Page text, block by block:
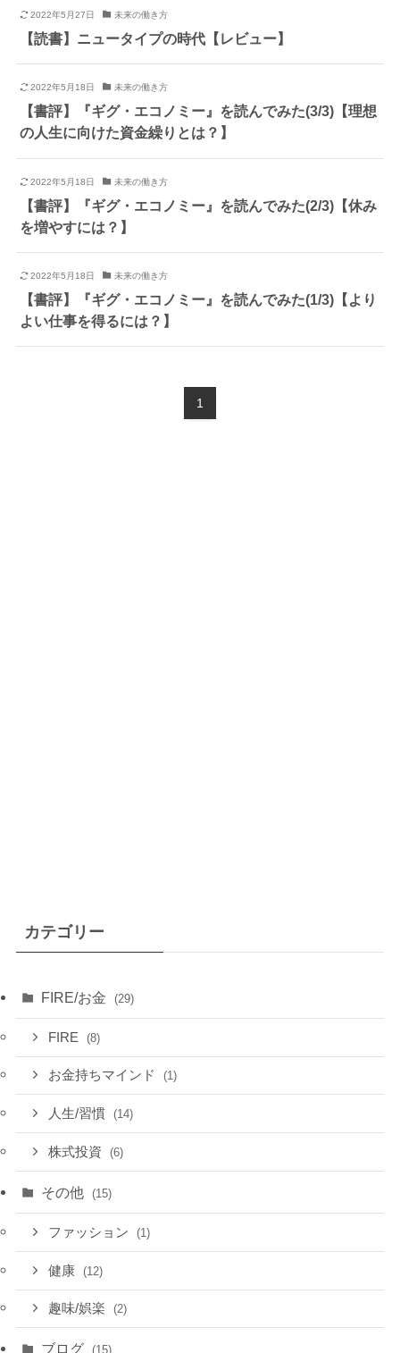
2022年5月27日 未来の働き方
【読書】ニュータイプの時代【レビュー】
2022年5月18日 未来の働き方
【書評】『ギグ・エコノミー』を読んでみた(3/3)【理想
の人生に向けた資金繰りとは？】
2022年5月18日 未来の働き方
【書評】『ギグ・エコノミー』を読んでみた(2/3)【休み
を増やすには？】
2022年5月18日 未来の働き方
【書評】『ギグ・エコノミー』を読んでみた(1/3)【より
よい仕事を得るには？】
1
カテゴリー
FIRE/お金 (29)
FIRE (8)
お金持ちマインド (1)
人生/習慣 (14)
株式投資 (6)
その他 (15)
ファッション (1)
健康 (12)
趣味/娯楽 (2)
ブログ (15)